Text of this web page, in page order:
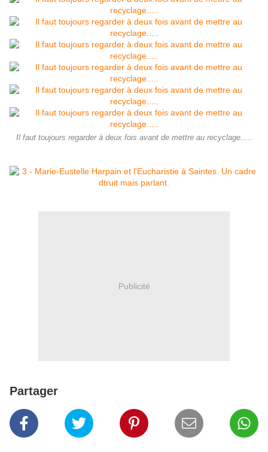
Il faut toujours regarder à deux fois avant de mettre au recyclage.....
Publicité
Partager